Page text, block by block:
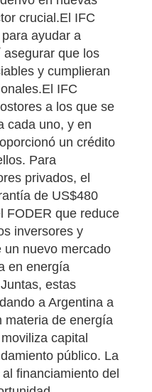
crucial.El IFC
ayudar a
que los
y cumplieran
IFC
a los que se
cada uno, y en
un crédito
Para
privados, el
de US$480
FODER que reduce
inversores y
un nuevo mercado
en energía
estas
a Argentina a
materia de energía
capital
público. La
financiamiento del